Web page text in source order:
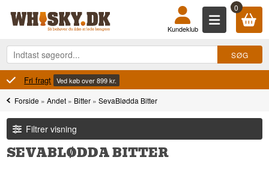
0
Kundeklub
Fri fragt Ved køb over 899 kr.
Forside »Andet » Bitter »SevaBlødda Bitter
Filtrer visning
SEVABLØDDA BITTER